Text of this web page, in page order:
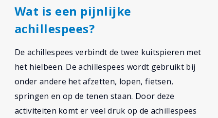
Wat is een pijnlijke
achillespees?
De achillespees verbindt de twee kuitspieren met
het hielbeen. De achillespees wordt gebruikt bij
onder andere het afzetten, lopen, fietsen,
springen en op de tenen staan. Door deze
activiteiten komt er veel druk op de achillespees